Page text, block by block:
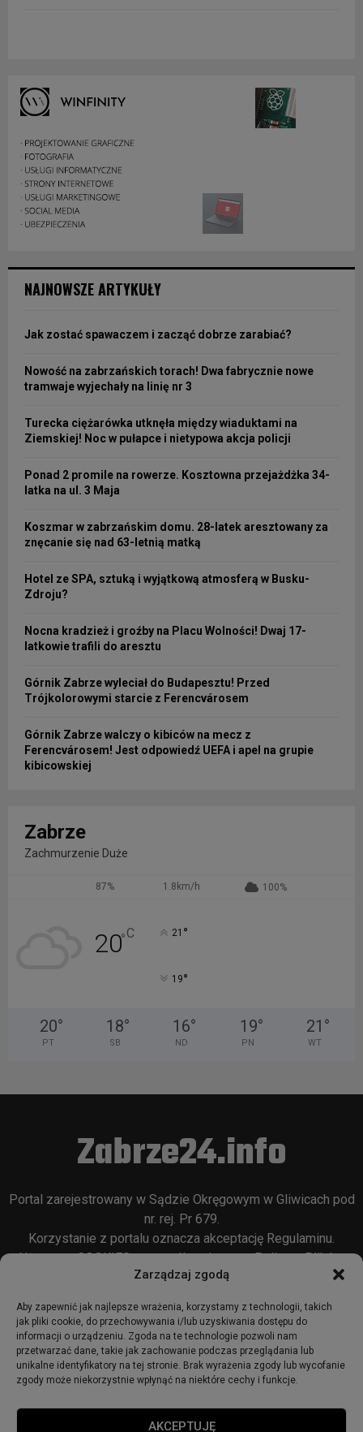
Zarządzaj zgodą
Aby zapewnić jak najlepsze wrażenia, korzystamy z technologii, takich
jak pliki cookie, do przechowywania i/lub uzyskiwania dostępu do
informacji o urządzeniu. Zgoda na te technologie pozwoli nam
przetwarzać dane, takie jak zachowanie podczas przeglądania lub
unikalne identyfikatory na tej stronie. Brak wyrażenia zgody lub wycofanie
zgody może niekorzystnie wpłynąć na niektóre cechy i funkcje.
AKCEPTUJĘ
NAJNOWSZE ARTYKUŁY
Jak zostać spawaczem i zacząć dobrze zarabiać?
Nowość na zabrzańskich torach! Dwa fabrycznie nowe
tramwaje wyjechały na linię nr 3
Turecka ciężarówka utknęła między wiaduktami na
Ziemskiej! Noc w pułapce i nietypowa akcja policji
Ponad 2 promile na rowerze. Kosztowna przejażdżka 34-
latka na ul. 3 Maja
Koszmar w zabrzańskim domu. 28-latek aresztowany za
znęcanie się nad 63-letnią matką
Hotel ze SPA, sztuką i wyjątkową atmosferą w Busku-
Zdroju?
Nocna kradzież i groźby na Placu Wolności! Dwaj 17-
latkowie trafili do aresztu
Górnik Zabrze wyleciał do Budapesztu! Przed
Trójkolorowymi starcie z Ferencvárosem
Górnik Zabrze walczy o kibiców na mecz z
Ferencvárosem! Jest odpowiedź UEFA i apel na grupie
kibicowskiej
Zabrze
Zachmurzenie Duże
87% 1.8km/h 100%
20°C 21 °
19°
20°
PT
18°
SB
16°
ND
19°
PN
21 °
WT
Zabrze24.info
Portal zarejestrowany w Sądzie Okręgowym w Gliwicach pod
nr. rej. Pr 679.
Korzystanie z portalu oznacza akceptację Regulaminu.
Używamy COOKIES w sposób opisany wPolityce Plików
Cookie
© 2018 - zabrze24.info.